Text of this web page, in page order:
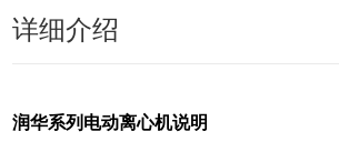
详细介绍
润华系列电动离心机说明